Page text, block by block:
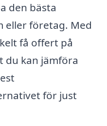
den bästa
eller företag. Med
få offert på
du kan jämföra
för just